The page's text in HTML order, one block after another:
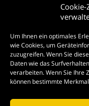
Um Ihnen ein optimales
wie Cookies, um
zuzugreifen. Wenn Sie
Daten wie das
verarbeiten. Wenn Sie Ihre
können bestimmte